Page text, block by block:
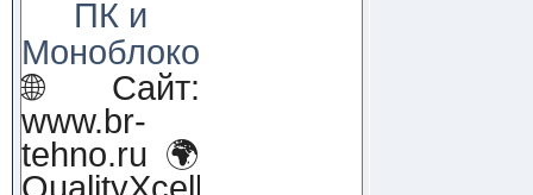
ПК и
Моноблоков!
🌐 Сайт:
www.br-
tehno.ru 🌍